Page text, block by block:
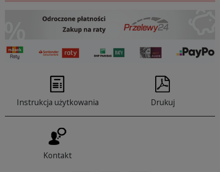
Instrukcja użytkowania Drukuj
Kontakt